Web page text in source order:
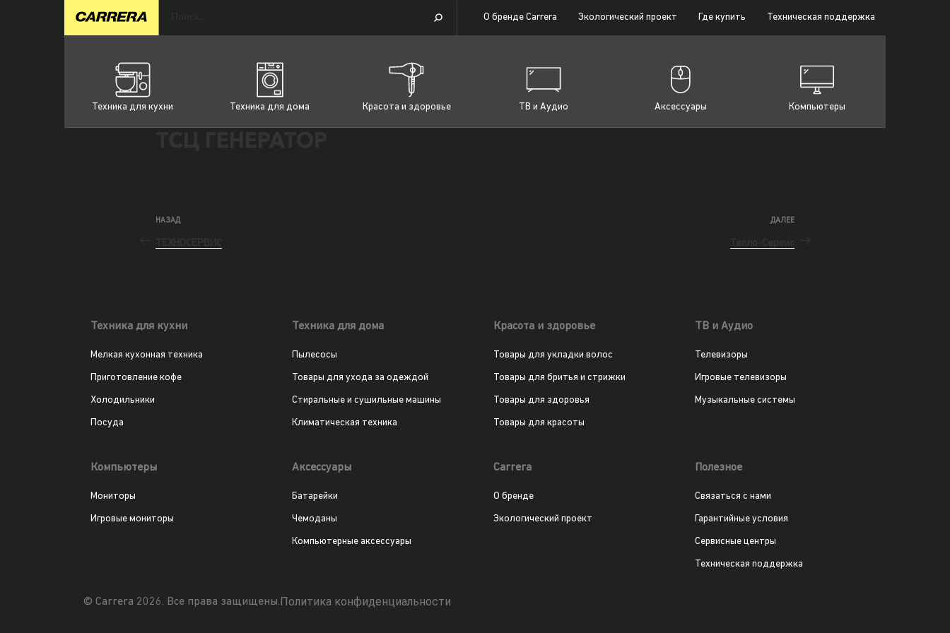
О бренде Carrera Экологический проект Где купить Техническая поддержка
Техника для кухни Техника для дома Красота и здоровье ТВ и Аудио Аксессуары Компьютеры
НАЗАД ДАЛЕЕ
Техника для кухни
Мелкая кухонная техника
Приготовление кофе
Холодильники
Посуда
Техника для дома
Пылесосы
Товары для ухода за одеждой
Стиральные и сушильные машины
Климатическая техника
Красота и здоровье
Товары для укладки волос
Товары для бритья и стрижки
Товары для здоровья
Товары для красоты
ТВ и Аудио
Телевизоры
Игровые телевизоры
Музыкальные системы
Компьютеры
Мониторы
Игровые мониторы
Аксессуары
Батарейки
Чемоданы
Компьютерные аксессуары
Carrera
О бренде
Экологический проект
Полезное
Связаться с нами
Гарантийные условия
Сервисные центры
Техническая поддержка
© Carrera 2026. Все права защищены.Политика конфиденциальности